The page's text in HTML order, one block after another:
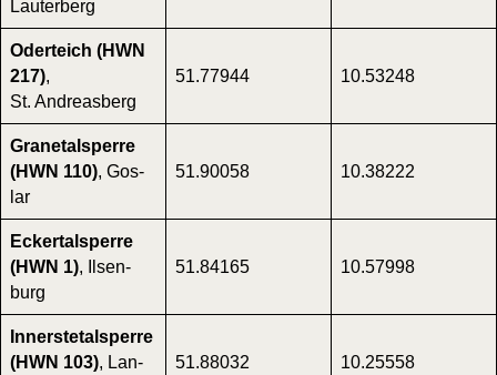
Lauterberg
Oder­teich (HWN
217),
St. Andre­as­berg
51.77944 10.53248
Gra­ne­tal­sper­re
(HWN 110), Gos­
lar
51.90058 10.38222
Ecker­tal­sper­re
(HWN 1), Ilsen­
burg
51.84165 10.57998
Innerst­e­tal­sper­re
(HWN 103), Lan­
51.88032 10.25558